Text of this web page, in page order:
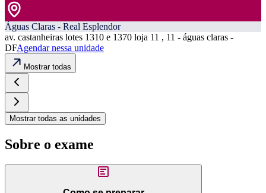
Águas Claras - Real Esplendor
av. castanheiras lotes 1310 e 1370 loja 11 , 11 - águas claras -
DFAgendar nessa unidade
Mostrar todas
Mostrar todas as unidades
Sobre o exame